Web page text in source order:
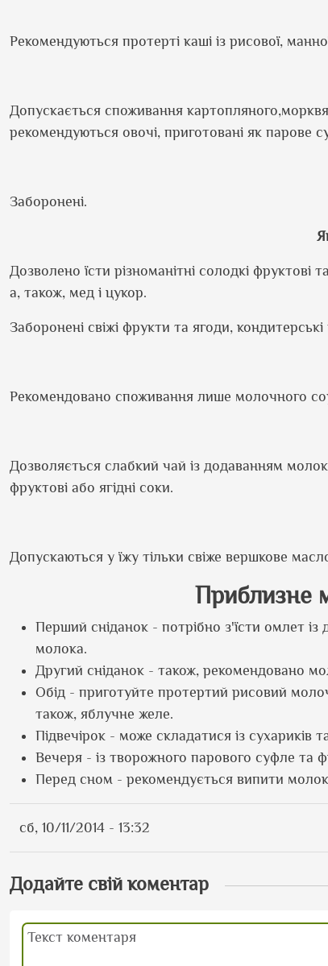
Рекомендуються протерті каші із рисової,
Допускається споживання
рекомендуються овочі, приготовані як парове
Заборонені.
Дозволено їсти різноманітні солодкі фруктові
а, також, мед і цукор.
Заборонені свіжі фрукти та ягоди,
Рекомендовано споживання лише молочного
Дозволяється слабкий чай із додаванням
фруктові або ягідні соки.
Допускаються у їжу тільки свіже вершкове
Приблизне
Перший сніданок - потрібно з'їсти омлет
молока.
Другий сніданок - також, рекомендовано
Обід - приготуйте протертий рисовий
також, яблучне желе.
Підвечірок - може складатися із сухариків
Вечеря - із творожного парового суфле та
Перед сном - рекомендується випити
сб, 10/11/2014 - 13:32
Додайте свій коментар